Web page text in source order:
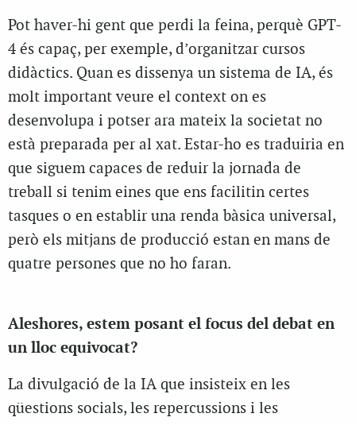
Pot haver-hi gent que perdi la feina, perquè GPT-
4 és capaç, per exemple, d’organitzar cursos
didàctics. Quan es dissenya un sistema de IA, és
molt important veure el context on es
desenvolupa i potser ara mateix la societat no
està preparada per al xat. Estar-ho es traduiria en
que siguem capaces de reduir la jornada de
treball si tenim eines que ens facilitin certes
tasques o en establir una renda bàsica universal,
però els mitjans de producció estan en mans de
quatre persones que no ho faran.
Aleshores, estem posant el focus del debat en
un lloc equivocat?
La divulgació de la IA que insisteix en les
qüestions socials, les repercussions i les